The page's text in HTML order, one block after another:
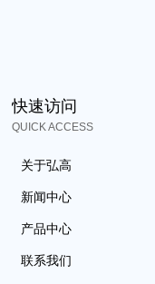
关于弘高
新闻中心
产品中心
联系我们
快速访问
QUICK ACCESS